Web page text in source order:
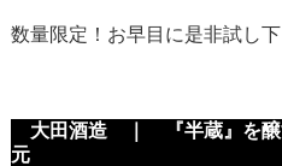
数量限定！お早目に是非試し下
大田酒造 ｜ 『半蔵』を醸
元